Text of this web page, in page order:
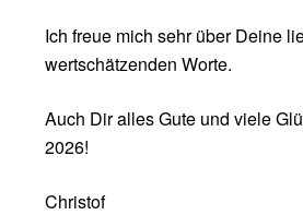
Ich freue mich sehr über Deine
wertschätzenden Worte.
Auch Dir alles Gute und viele
2026!
Christof